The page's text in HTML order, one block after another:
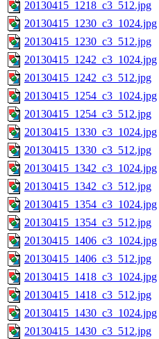
20130415_1218_c3_512.jpg
20130415_1230_c3_1024.jpg
20130415_1230_c3_512.jpg
20130415_1242_c3_1024.jpg
20130415_1242_c3_512.jpg
20130415_1254_c3_1024.jpg
20130415_1254_c3_512.jpg
20130415_1330_c3_1024.jpg
20130415_1330_c3_512.jpg
20130415_1342_c3_1024.jpg
20130415_1342_c3_512.jpg
20130415_1354_c3_1024.jpg
20130415_1354_c3_512.jpg
20130415_1406_c3_1024.jpg
20130415_1406_c3_512.jpg
20130415_1418_c3_1024.jpg
20130415_1418_c3_512.jpg
20130415_1430_c3_1024.jpg
20130415_1430_c3_512.jpg